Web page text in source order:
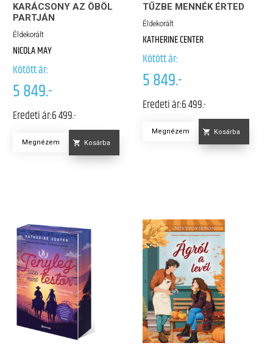
KARÁCSONY AZ ÖBÖL
PARTJÁN
Éldekorált
NICOLA MAY
Kötött ár:
5 849.-
Eredeti ár:6 499.-
Megnézem Kosárba
TŰZBE MENNÉK ÉRTED
Éldekorált
KATHERINE CENTER
Kötött ár:
5 849.-
Eredeti ár:6 499.-
Megnézem Kosárba